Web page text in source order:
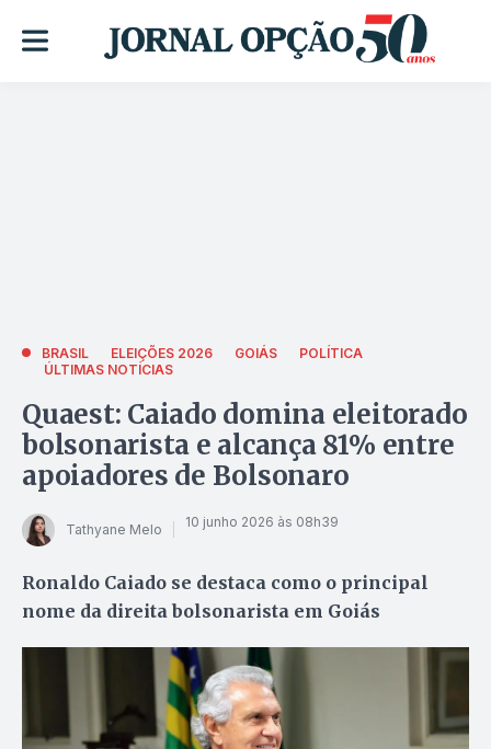
BRASIL ELEIÇÕES 2026 GOIÁS
POLÍTICA
ÚLTIMAS NOTÍCIAS
Quaest: Caiado domina eleitorado
bolsonarista e alcança 81% entre
apoiadores de Bolsonaro
Tathyane Melo 10 junho 2026 às 08h39
Ronaldo Caiado se destaca como o principal
nome da direita bolsonarista em Goiás